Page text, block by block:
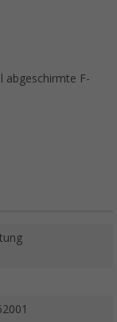
abgeschirmte F-